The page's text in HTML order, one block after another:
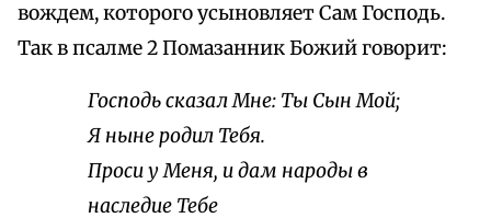
вождем, которого усыновляет Сам Господь.
Так в псалме 2 Помазанник Божий говорит:
Господь сказал Мне: Ты Сын Мой;
Я ныне родил Тебя.
Проси у Меня, и дам народы в
наследие Тебе